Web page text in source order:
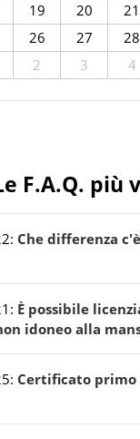
19 20 21
26 27 28
2 3 4
F.A.Q. più
: Che differenza c'è
: È possibile
idoneo alla
: Certificato primo